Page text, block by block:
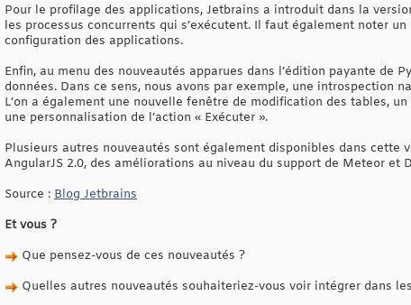
Pour le profilage des applications, Jetbrains a introduit dans la
les processus concurrents qui s’exécutent. Il faut également noter
configuration des applications.
Enfin, au menu des nouveautés apparues dans l’édition payante de
données. Dans ce sens, nous avons par exemple, une introspection
L’on a également une nouvelle fenêtre de modification des tables,
une personnalisation de l’action « Exécuter ».
Plusieurs autres nouveautés sont également disponibles dans cette
AngularJS 2.0, des améliorations au niveau du support de Meteor et
Source : Blog Jetbrains
Et vous ?
Que pensez-vous de ces nouveautés ?
Quelles autres nouveautés souhaiteriez-vous voir intégrer dans